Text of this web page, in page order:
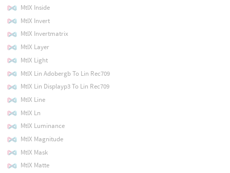
MtlX Inside
MtlX Invert
MtlX Invertmatrix
MtlX Layer
MtlX Light
MtlX Lin Adobergb To Lin Rec709
MtlX Lin Displayp3 To Lin Rec709
MtlX Line
MtlX Ln
MtlX Luminance
MtlX Magnitude
MtlX Mask
MtlX Matte